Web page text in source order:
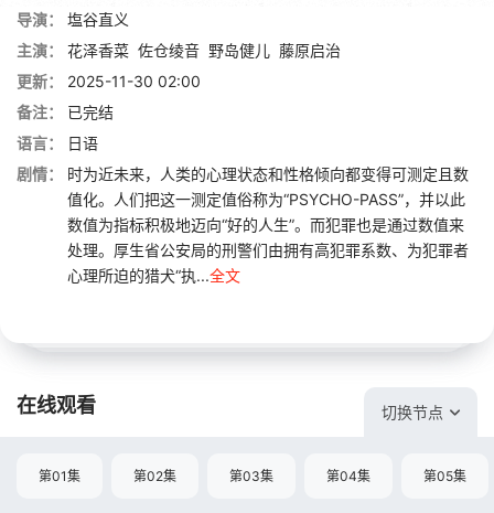
导演：
塩谷直义
主演：
花泽香菜 佐仓绫音 野岛健儿 藤原启治
更新：
2025-11-30 02:00
备注：
已完结
语言：
日语
剧情：
时为近未来，人类的心理状态和性格倾向都变得可测定且数
值化。人们把这一测定值俗称为“PSYCHO-PASS”，并以此
数值为指标积极地迈向“好的人生”。而犯罪也是通过数值来
处理。厚生省公安局的刑警们由拥有高犯罪系数、为犯罪者
心理所迫的猎犬“执...全文
在线观看 切换节点
第01集 第02集 第03集 第04集 第05集